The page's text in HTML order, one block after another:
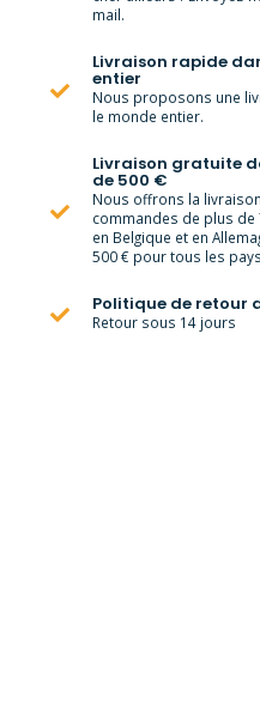
mail.
Livraison rapide
entier
Nous proposons une
le monde entier.
Livraison gratuite
de 500 €
Nous offrons la
commandes de plus de
en Belgique et en
500 € pour tous les
Politique de retour
Retour sous 14 jours